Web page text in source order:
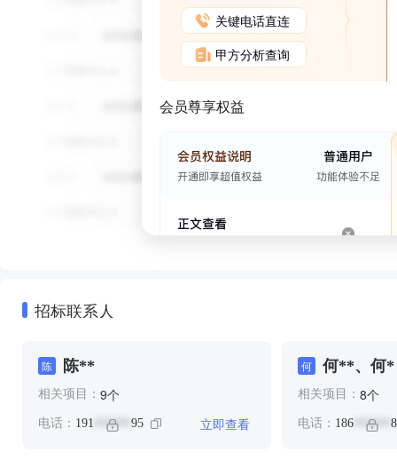
关键电话直连
甲方分析查询
会员尊享权益
招标联系人
陈 陈**
相关项目： 9个
电话： 191 ****** 95 立即查看
何 何**、何*
相关项目： 8个
电话： 186******